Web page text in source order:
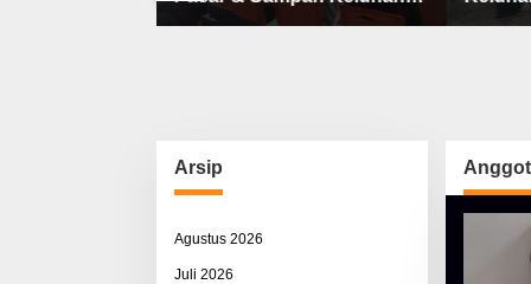
Utama Warga Airnona
Arsip
Agustus 2026
Juli 2026